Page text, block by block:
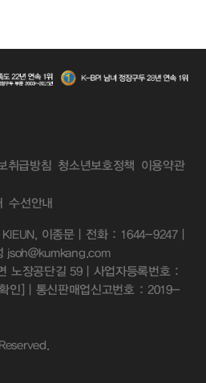
취급방침 청소년보호정책 이용약관
수선안내
이종문 | 전화 : 1644-9247 |
jsoh@kumkang.com
노장공단길 59 | 사업자등록번호 :
인] | 통신판매업신고번호 : 2019-